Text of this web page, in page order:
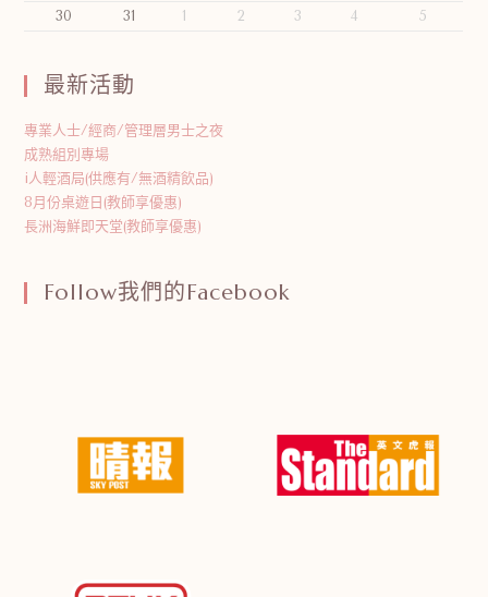
30
31 1 2 3 4 5
最新活動
專業人士/經商/管理層男士之夜
成熟組別專場
i人輕酒局(供應有/無酒精飲品)
8月份桌遊日(教師享優惠)
長洲海鮮即天堂(教師享優惠)
Follow我們的Facebook